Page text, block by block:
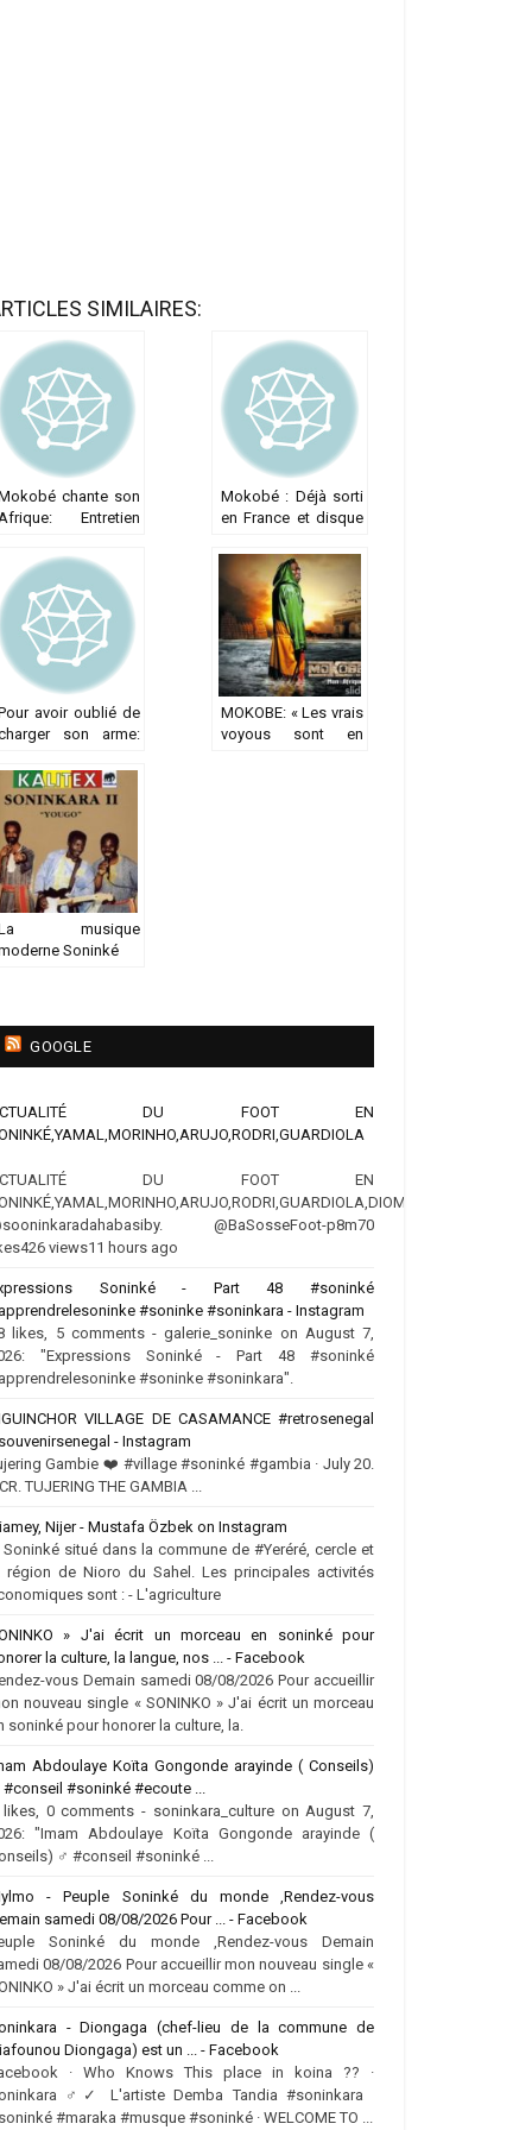
SIMILAIRES:
chante son
Afrique: Entretien
Soninké à propos
de son premier
album solo
Mokobé : Déjà sorti
en France et disque
L’album « Mon
Afrique » de
Mokobé sort
aujourd’hui au Mali
avoir oublié de
son arme:
tombe à Bokidiawé
MOKOBE: « Les vrais
voyous sont en
musique
Soninké
GOOGLE
DU FOOT EN
DU FOOT EN
@BaSosseFoot-p8m70
views11 hours ago
Soninké - Part 48 #soninké
#soninke #soninkara - Instagram
likes, 5 comments - galerie_soninke on August 7,
"Expressions Soninké - Part 48 #soninké
#soninke #soninkara".
VILLAGE DE CASAMANCE #retrosenegal
- Instagram
Gambie ❤️‍ #village #soninké #gambia · July 20.
TUJERING THE GAMBIA ...
Nijer - Mustafa Özbek on Instagram
Soninké situé dans la commune de #Yeréré, cercle et
région de Nioro du Sahel. Les principales activités
sont : - L'agriculture
» J'ai écrit un morceau en soninké pour
la culture, la langue, nos ... - Facebook
vous Demain samedi 08/08/2026 Pour accueillir
nouveau single « SONINKO » J'ai écrit un morceau
soninké pour honorer la culture, la.
Abdoulaye Koïta Gongonde arayinde ( Conseils)
#conseil #soninké #ecoute ...
0 comments - soninkara_culture on August 7,
"Imam Abdoulaye Koïta Gongonde arayinde (
‍♂️ #conseil #soninké ...
- Peuple Soninké du monde ,Rendez-vous
samedi 08/08/2026 Pour ... - Facebook
Soninké du monde ,Rendez-vous Demain
08/08/2026 Pour accueillir mon nouveau single «
» J'ai écrit un morceau comme on ...
- Diongaga (chef-lieu de la commune de
Diongaga) est un ... - Facebook
· Who Knows This place in koina ?? ·
‍♂️✓ L'artiste Demba Tandia #soninkara
#maraka #musque #soninké · WELCOME TO ...